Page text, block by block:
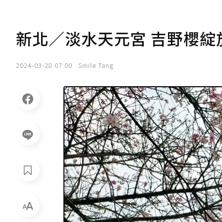
新北／淡水天元宮 吉野櫻綻
2024-03-28 07:00 Smile Tang